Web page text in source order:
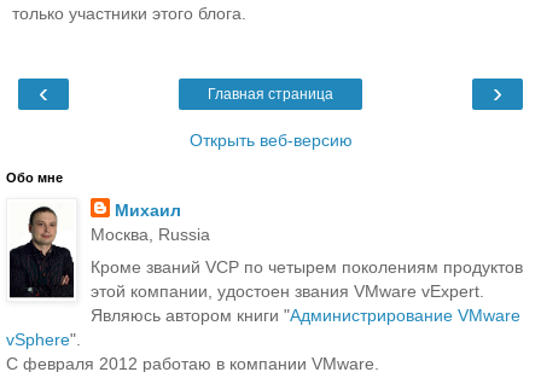
только участники этого блога.
‹ ›
Главная страница
Открыть веб-версию
Обо мне
Михаил
Москва, Russia
Кроме званий VCP по четырем поколениям продуктов
этой компании, удостоен звания VMware vExpert.
Являюсь автором книги "Администрирование VMware
vSphere".
С февраля 2012 работаю в компании VMware.